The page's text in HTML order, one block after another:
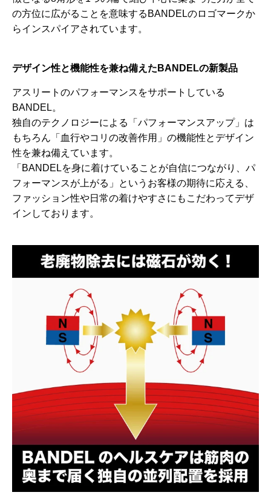
の方位に広がることを意味するBANDELのロゴマークか
らインスパイアされています。
デザイン性と機能性を兼ね備えたBANDELの新製品
アスリートのパフォーマンスをサポートしている
BANDEL。
独自のテクノロジーによる「パフォーマンスアップ」は
もちろん「血行やコリの改善作用」の機能性とデザイン
性を兼ね備えています。
「BANDELを身に着けていることが自信につながり、パ
フォーマンスが上がる」というお客様の期待に応える、
ファッション性や日常の着けやすさにもこだわってデザ
インしております。